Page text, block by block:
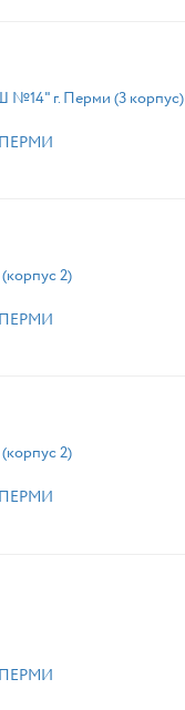
г. Перми (3 корпус)
2)
2)